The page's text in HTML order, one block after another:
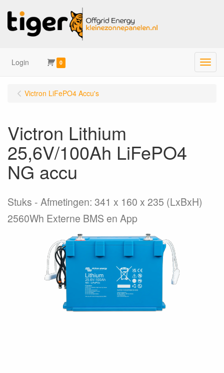
Login 0 Menu
Victron LiFePO4 Accu's
Victron Lithium
25,6V/100Ah LiFePO4
NG accu
Stuks
Afmetingen: 341 x 160 x 235 (LxBxH)
2560Wh Externe BMS en App